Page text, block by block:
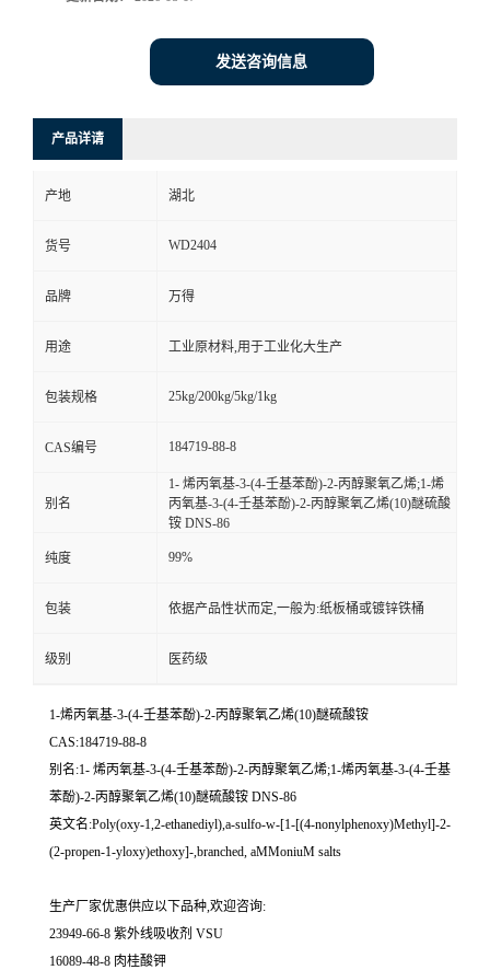
发送咨询信息
产品详请
产地 湖北
货号 WD2404
品牌 万得
用途 工业原材料,用于工业化大生产
包装规格 25kg/200kg/5kg/1kg
CAS编号 184719-88-8
别名
1- 烯丙氧基-3-(4-壬基苯酚)-2-丙醇聚氧乙烯;1-烯
丙氧基-3-(4-壬基苯酚)-2-丙醇聚氧乙烯(10)醚硫酸
铵 DNS-86
纯度 99%
包装 依据产品性状而定,一般为:纸板桶或镀锌铁桶
级别 医药级
1-烯丙氧基-3-(4-壬基苯酚)-2-丙醇聚氧乙烯(10)醚硫酸铵
CAS:184719-88-8
别名:1- 烯丙氧基-3-(4-壬基苯酚)-2-丙醇聚氧乙烯;1-烯丙氧基-3-(4-壬基
苯酚)-2-丙醇聚氧乙烯(10)醚硫酸铵 DNS-86
英文名:Poly(oxy-1,2-ethanediyl),a-sulfo-w-[1-[(4-nonylphenoxy)Methyl]-2-
(2-propen-1-yloxy)ethoxy]-,branched, aMMoniuM salts
生产厂家优惠供应以下品种,欢迎咨询:
23949-66-8 紫外线吸收剂 VSU
16089-48-8 肉桂酸钾